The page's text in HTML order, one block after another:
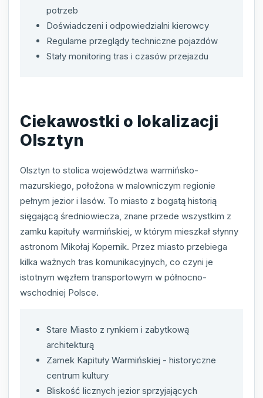
potrzeb
Doświadczeni i odpowiedzialni kierowcy
Regularne przeglądy techniczne pojazdów
Stały monitoring tras i czasów przejazdu
Ciekawostki o lokalizacji
Olsztyn
Olsztyn to stolica województwa warmińsko-
mazurskiego, położona w malowniczym regionie
pełnym jezior i lasów. To miasto z bogatą historią
sięgającą średniowiecza, znane przede wszystkim z
zamku kapituły warmińskiej, w którym mieszkał słynny
astronom Mikołaj Kopernik. Przez miasto przebiega
kilka ważnych tras komunikacyjnych, co czyni je
istotnym węzłem transportowym w północno-
wschodniej Polsce.
Stare Miasto z rynkiem i zabytkową
architekturą
Zamek Kapituły Warmińskiej - historyczne
centrum kultury
Bliskość licznych jezior sprzyjających